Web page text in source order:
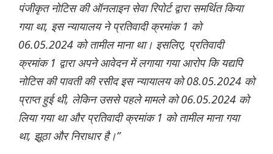
पंजीकृत नोटिस की ऑनलाइन सेवा रिपोर्ट द्वारा समर्थित किया
गया था, इस न्यायालय ने प्रतिवादी क्रमांक 1 को
06.05.2024 को तामील माना था। इसलिए, प्रतिवादी
क्रमांक 1 द्वारा अपने आवेदन में लगाया गया आरोप कि यद्यपि
नोटिस की पावती की रसीद इस न्यायालय को 08.05.2024 को
प्राप्त हुई थी, लेकिन उससे पहले मामले को 06.05.2024 को
लिया गया था और प्रतिवादी क्रमांक 1 को तामील माना गया
था, झूठा और निराधार है।”